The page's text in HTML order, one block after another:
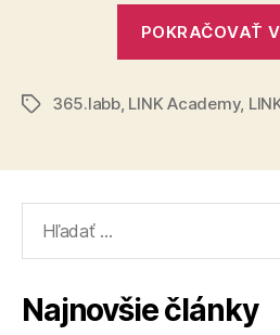
POKRAČOVAŤ
Značky365.labb, LINK Academy,
Najnovšie články